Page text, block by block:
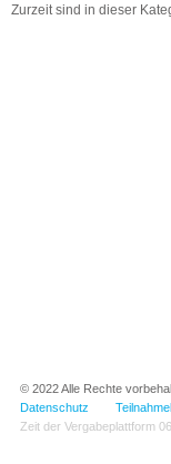
Zurzeit sind in dieser
© 2022Alle Rechte
Datenschutz
Zeit der Vergabeplattform